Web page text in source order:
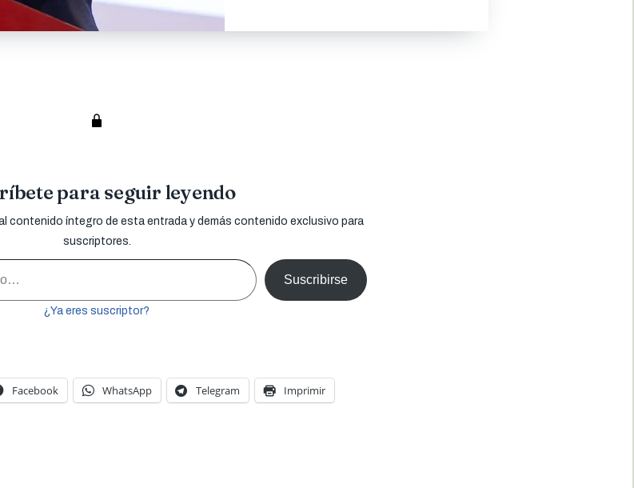
para seguir leyendo
contenido íntegro de esta entrada y demás contenido exclusivo para
suscriptores.
Suscribirse
¿Ya eres suscriptor?
Facebook WhatsApp Telegram Imprimir